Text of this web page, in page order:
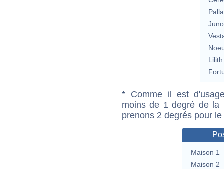
Lilith
* Comme il est
moins de 1 degré de la
prenons 2 degrés pour
Maison 1
Maison 2